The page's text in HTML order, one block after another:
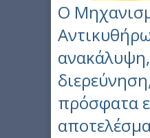
O
πρόσφατα